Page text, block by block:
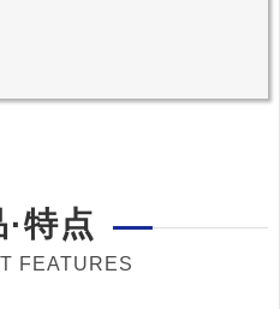
特点
FEATURES